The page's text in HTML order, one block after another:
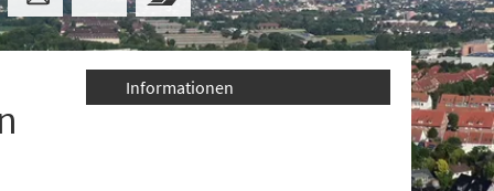
Informationen